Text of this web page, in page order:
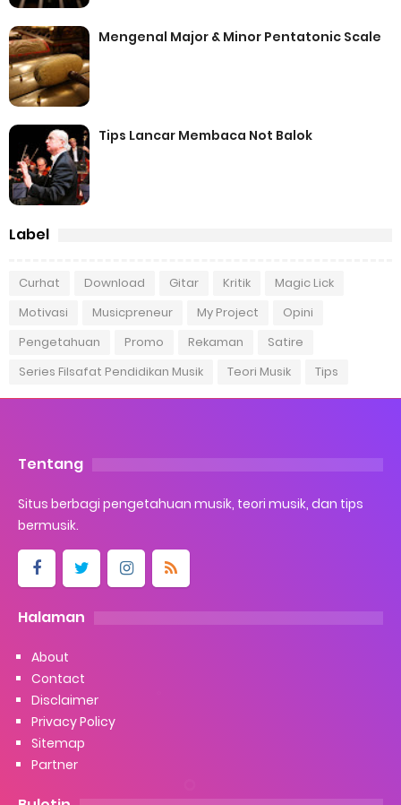
Mengenal Major & Minor Pentatonic Scale
Tips Lancar Membaca Not Balok
Label
Curhat Download Gitar Kritik
Magic Lick
Motivasi
Musicpreneur My Project
Opini
Pengetahuan
Promo Rekaman
Satire
Series Filsafat Pendidikan Musik
Teori Musik Tips
Tentang
Situs berbagi pengetahuan musik, teori musik, dan tips
bermusik.
Halaman
About
Contact
Disclaimer
Privacy Policy
Sitemap
Partner